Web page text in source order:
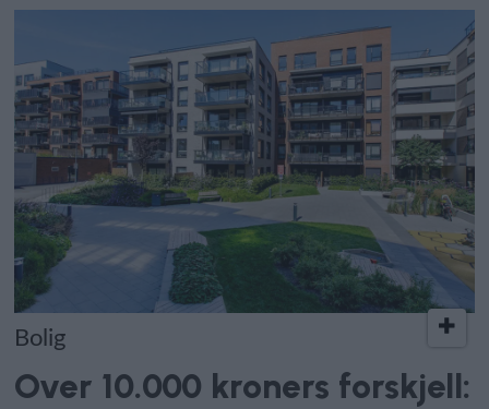
Bolig
Over 10.000 kroners forskjell: